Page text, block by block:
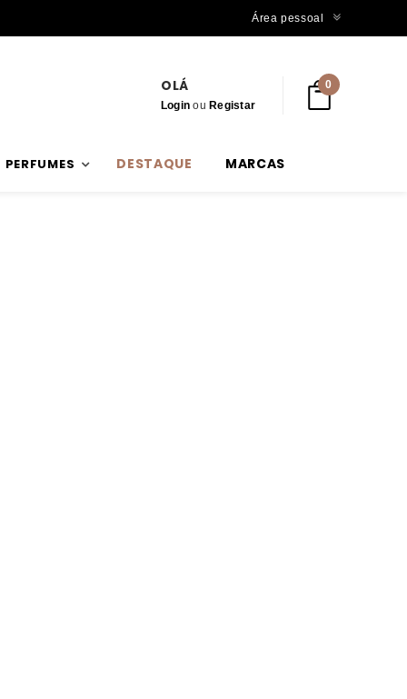
Área pessoal
OLÁ
Login ouRegistar
0
PERFUMES DESTAQUE MARCAS